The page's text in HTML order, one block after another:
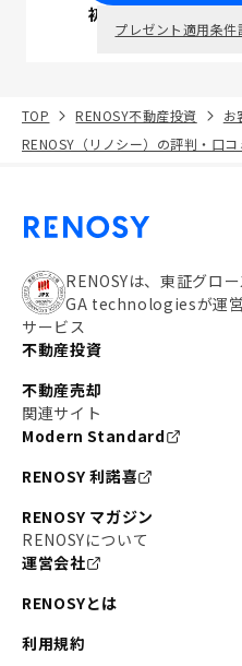
初回面談で
プレゼント適用条件
TOP RENOSY不動産投資
お
RENOSY（リノシー）の評判・口コ
RENOSYは、東証グロ
GA technologiesが運営
サービス
不動産投資
不動産売却
関連サイト
Modern Standard
RENOSY 利諾喜
RENOSY マガジン
RENOSYについて
運営会社
RENOSYとは
利用規約